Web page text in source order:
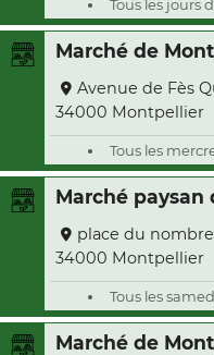
Tous les jours
Marché de
Avenue de Fès
34000 Montpellier
Tous les
Marché paysan
place du
34000 Montpellier
Tous les
Marché de